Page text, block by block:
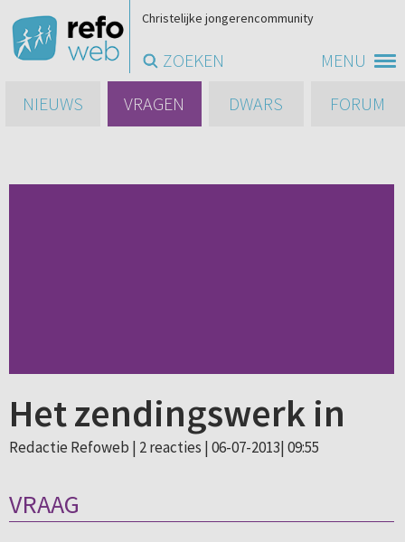
MENU
Christelijke jongerencommunity
ZOEKEN
NIEUWS
VRAGEN DWARS FORUM
Het zendingswerk in
Redactie Refoweb | 2 reacties | 06-07-2013| 09:55
VRAAG